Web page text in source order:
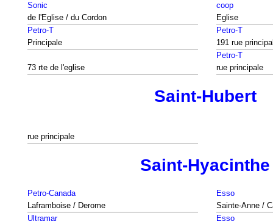
Sonic
de l'Eglise / du Cordon
coop
Eglise
Petro-T
Principale
Petro-T
191 rue
73 rte de l'eglise
Petro-T
rue principale
Saint-Hubert
rue principale
Saint-Hyacinthe
Petro-Canada
Laframboise / Derome
Esso
Sainte-Anne /
Ultramar
Esso